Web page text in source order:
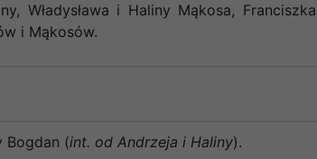
Władysława i Haliny Mąkosa, Franciszka
i Mąkosów.
Bogdan (int. od Andrzeja i Haliny).